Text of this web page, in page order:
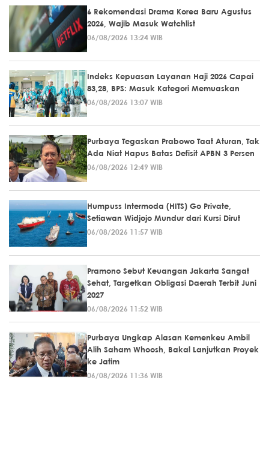
6 Rekomendasi Drama Korea Baru Agustus
2026, Wajib Masuk Watchlist
06/08/2026 13:24 WIB
Indeks Kepuasan Layanan Haji 2026 Capai
83,28, BPS: Masuk Kategori Memuaskan
06/08/2026 13:07 WIB
Purbaya Tegaskan Prabowo Taat Aturan, Tak
Ada Niat Hapus Batas Defisit APBN 3 Persen
06/08/2026 12:49 WIB
Humpuss Intermoda (HITS) Go Private,
Setiawan Widjojo Mundur dari Kursi Dirut
06/08/2026 11:57 WIB
Pramono Sebut Keuangan Jakarta Sangat
Sehat, Targetkan Obligasi Daerah Terbit Juni
2027
06/08/2026 11:52 WIB
Purbaya Ungkap Alasan Kemenkeu Ambil
Alih Saham Whoosh, Bakal Lanjutkan Proyek
ke Jatim
06/08/2026 11:36 WIB